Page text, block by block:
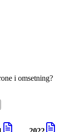
i omsetning?